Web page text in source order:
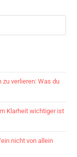
zu verlieren: Was du
Klarheit wichtiger ist
nicht von allein